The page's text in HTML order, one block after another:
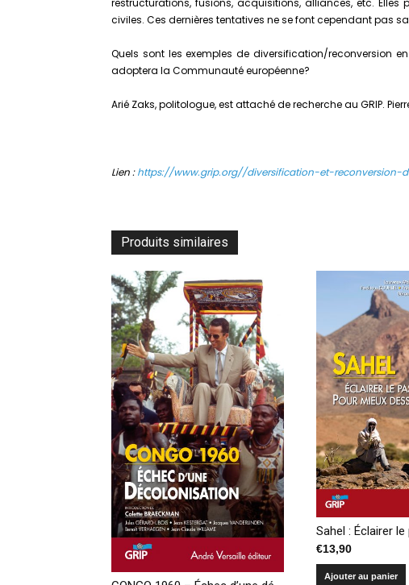
restructurations, fusions, acquisitions, alliances, etc.
civiles. Ces dernières tentatives ne se font cependant pas
Quels sont les exemples de diversification/reconversion
adoptera la Communauté européenne?
Arié Zaks, politologue, est attaché de recherche au GRIP.
Lien :https://www.grip.org//diversification-et-reconversion-
Produits similaires
€13,90
Ajouter au panier